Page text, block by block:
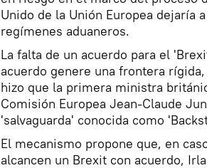
Unido de la Unión Europea dejaría
regímenes aduaneros.
La falta de un acuerdo para el
acuerdo genere una frontera
hizo que la primera ministra
Comisión Europea Jean-Claude
'salvaguarda' conocida como
El mecanismo propone que, en
alcancen un Brexit con acuerdo,